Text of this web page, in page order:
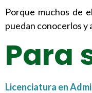
Porque muchos de
puedan conocerlos y
Para
Licenciatura en